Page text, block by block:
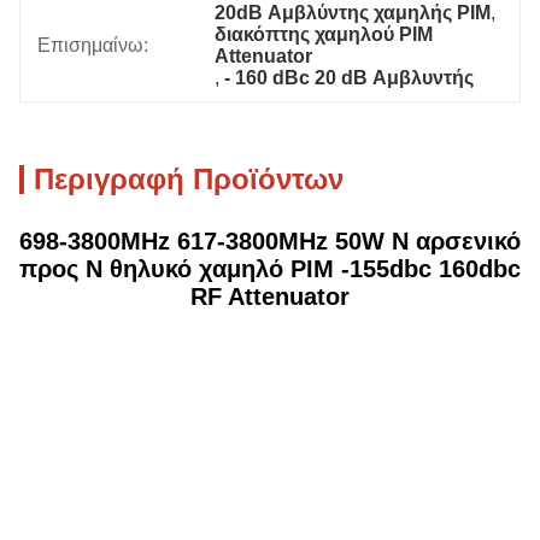
Επισημαίνω:
20dB Αμβλύντης χαμηλής PIM
διακόπτης χαμηλού PIM
Attenuator
, - 160 dBc 20 dB Αμβλυντής
Περιγραφή Προϊόντων
698-3800MHz 617-3800MHz 50W N αρσενικό
προς N θηλυκό χαμηλό PIM -155dbc 160dbc
RF Attenuator